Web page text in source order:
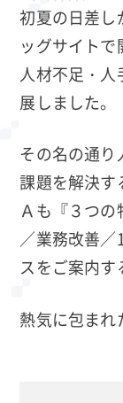
初夏の日差し
ッグサイト
人材不足・人
展しました。
その名の通
課題を解決す
Ａも『３つ
／業務改善
スをご案内す
熱気に包まれ